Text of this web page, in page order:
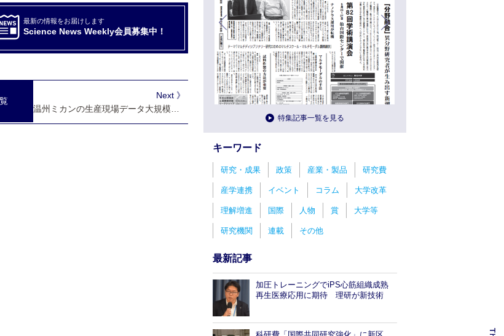
最新の情報をお届けします
Science News Weekly会員募集中！
Next 》
特集記事一覧を見る
キーワード
研究・成果 政策 産業・製品 研究費
産学連携 イベント コラム 大学改革
理解増進 国際 人物 賞 大学等
研究機関 連載 その他
最新記事
加圧トレーニングでiPS心筋組織成熟
再生医療応用に期待 理研が新技術